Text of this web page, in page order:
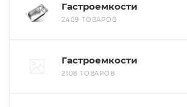
Гастроемкости
2409 ТОВАРОВ
Гастроемкости
2108 ТОВАРОВ